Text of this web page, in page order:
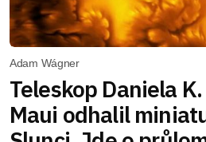
Adam Wágner
Teleskop Daniela
Maui odhalil